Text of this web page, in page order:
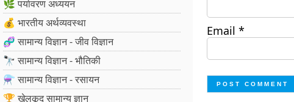
🌿 पर्यावरण अध्ययन
💰 भारतीय अर्थव्यवस्था
🧬 सामान्य विज्ञान - जीव विज्ञान
🔭 सामान्य विज्ञान - भौतिकी
⚗️ सामान्य विज्ञान - रसायन
🏆 खेलकूद सामान्य ज्ञान
Email *